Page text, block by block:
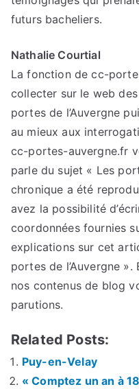
futurs bacheliers.
Nathalie Courtial
La fonction de cc-
collecter sur le web
portes de l’Auvergne
au mieux aux
cc-portes-auvergne.fr
parle du sujet « Les
chronique a été
avez la possibilité
coordonnées fournies
explications sur cet
portes de l’Auvergne
nos contenus de blog
parutions.
Related Posts:
Puy-en-Velay
« Comptez un an à